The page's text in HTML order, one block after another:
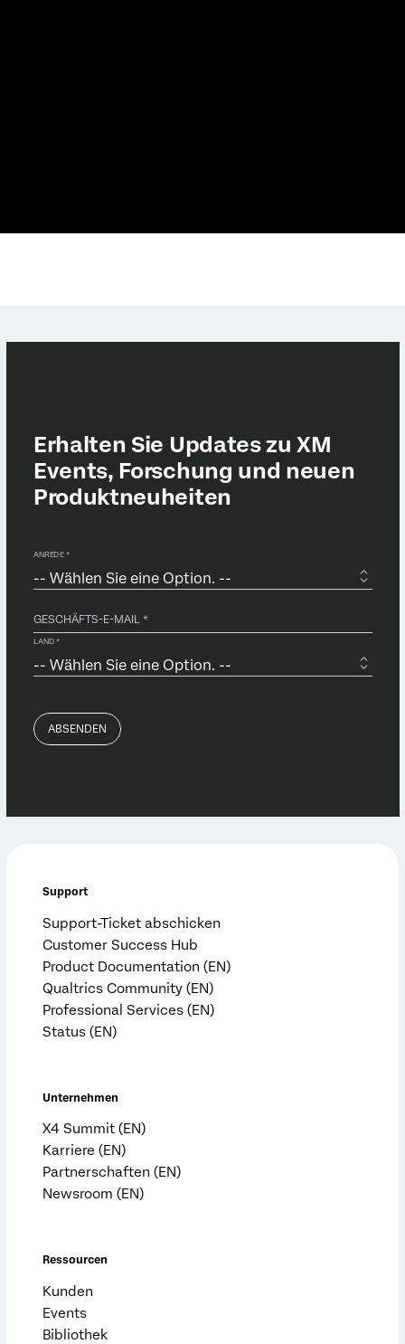
Support
Support-Ticket abschicken
Customer Success Hub
Product Documentation (EN)
Qualtrics Community (EN)
Professional Services (EN)
Status (EN)
Unternehmen
X4 Summit (EN)
Karriere (EN)
Partnerschaften (EN)
Newsroom (EN)
Ressourcen
Kunden
Events
Bibliothek